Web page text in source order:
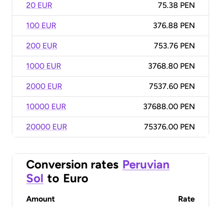
20 EUR 75.38 PEN
100 EUR 376.88 PEN
200 EUR 753.76 PEN
1000 EUR 3768.80 PEN
2000 EUR 7537.60 PEN
10000 EUR 37688.00 PEN
20000 EUR 75376.00 PEN
Conversion rates Peruvian
Sol to Euro
Amount Rate